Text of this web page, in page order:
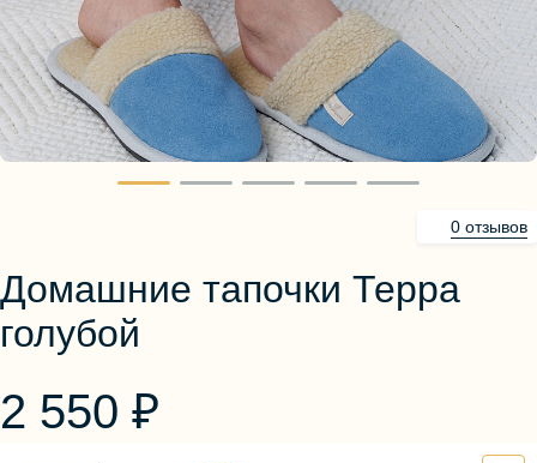
Блузы, толстовки
Пуловеры
Костюмы
Платья
Юбки
Брюки, шорты
Домашние тапочки Терра
голубой
0 отзывов
2 550 ₽